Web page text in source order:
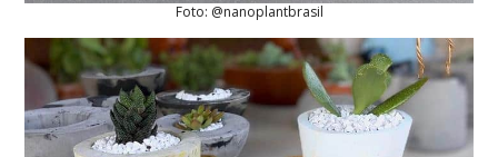
Foto: @nanoplantbrasil